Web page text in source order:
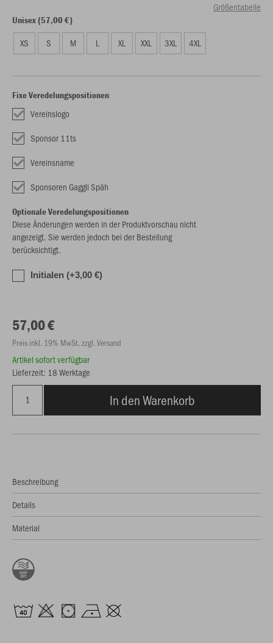
Größentabelle
Unisex (57,00 €)
XS S M L XL XXL 3XL 4XL
Fixe Veredelungspositionen
Vereinslogo
Sponsor 11ts
Vereinsname
Sponsoren Gaggli Späh
Optionale Veredelungspositionen
Diese Änderungen werden in der Produktvorschau nicht
angezeigt. Sie werden jedoch bei der Bestellung
berücksichtigt.
Initialen (+3,00 €)
57,00 €
Preis inkl. 19% MwSt. zzgl. Versand
Artikel sofort verfügbar
Lieferzeit: 18 Werktage
In den Warenkorb
Beschreibung
Details
Material